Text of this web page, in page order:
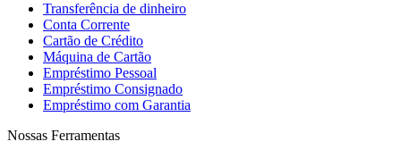
Transferência de dinheiro
Conta Corrente
Cartão de Crédito
Máquina de Cartão
Empréstimo Pessoal
Empréstimo Consignado
Empréstimo com Garantia
Nossas Ferramentas